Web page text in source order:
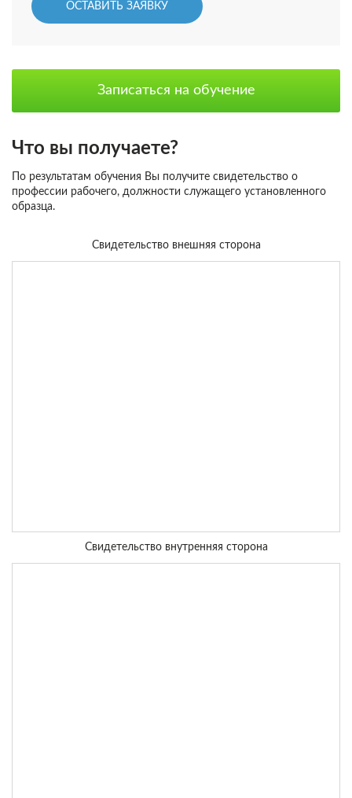
ОСТАВИТЬ ЗАЯВКУ
Записаться на обучение
Что вы получаете?
По результатам обучения Вы получите свидетельство о
профессии рабочего, должности служащего установленного
образца.
Свидетельство внешняя сторона
Свидетельство внутренняя сторона